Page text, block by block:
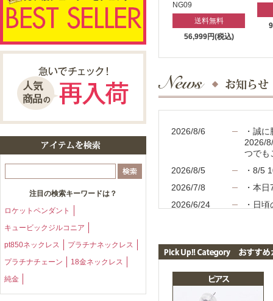
7974-IN19
送料無料
送料無料
12,900円(税込)
NG09
送料無料
56,999円(税込)
2026/8/6
・誠
2026/
つでも
2026/8/5
・8/5
2026/7/8
・本
2026/6/24
・日
2026/5/27
・日頃
☆この
2026/4/30
注目の検索キーワードは？
ロケットペンダント
キュービックジルコニア
pt850ネックレス
プラチナネックレス
プラチナチェーン
18金ネックレス
純金